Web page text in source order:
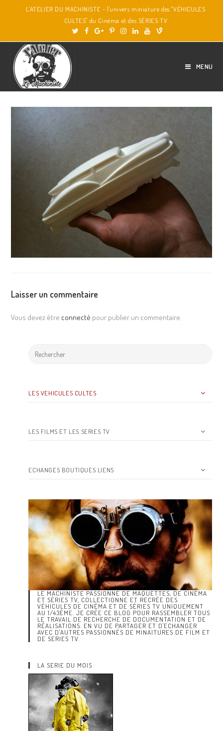
L'ATELIER DU MACHINISTE - l'univers miniature des "VÉHICULES
CULTES" du Cinéma et des SÉRIES TV
MENU
Laisser un commentaire
Vous devez être connecté pour publier un commentaire.
LES VEHICULES CULTES
LES FILMS ET LES SERIES TV
ECHANGES BOUTIQUES LIENS
LE MACHINISTE PASSIONNÉ DE MAQUETTES, DE CINÉMA
ET SÉRIES TV, COLLECTIONNE ET RECRÉE DES
VÉHICULES DE CINÉMA ET DE SÉRIES TV UNIQUEMENT
AU 1/43ÈME. JE CRÉE CE BLOG POUR RASSEMBLER TOUS
LE TRAVAIL DE RECHERCHE DE DOCUMENTATION ET DE
RÉALISATIONS. EN VU DE PARTAGER ET D'ECHANGER
AVEC D'AUTRES PASSIONNÉS DE MINAITURES DE FILM ET
DE SERIES TV.
LA SERIE DU MOIS